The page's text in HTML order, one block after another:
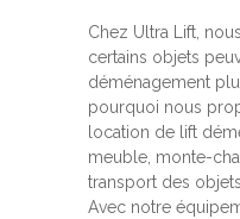
Chez Ultra Lift,
certains objets
déménagement
pourquoi nous
location de lift
meuble, monte-
transport des
Avec notre